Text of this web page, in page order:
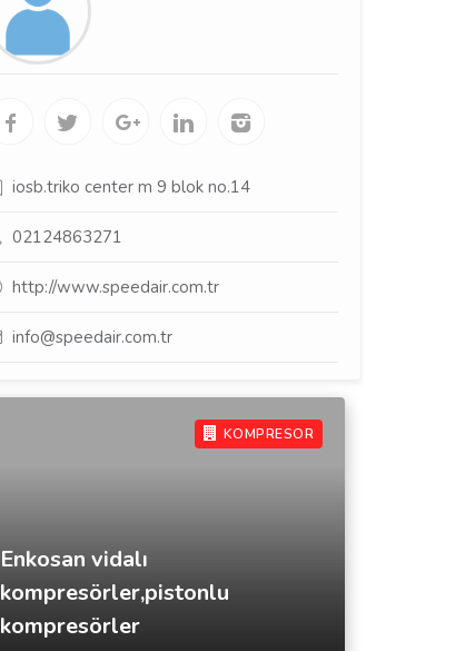
iosb.triko center m 9 blok no.14
02124863271
http://www.speedair.com.tr
info@speedair.com.tr
KOMPRESOR
Enkosan vidalı
kompresörler,pistonlu
kompresörler